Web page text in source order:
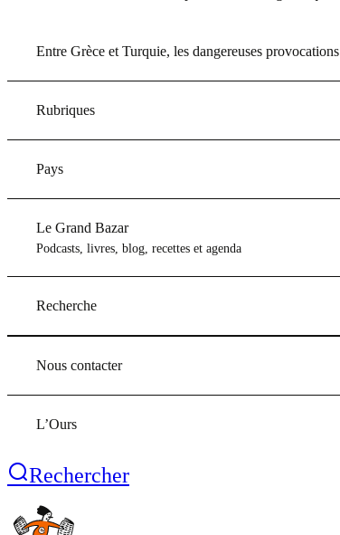
Entre Grèce et Turquie, les dangereuses provocations
Rubriques
Pays
Le Grand Bazar
Podcasts, livres, blog, recettes et agenda
Recherche
Nous contacter
L’Ours
Rechercher